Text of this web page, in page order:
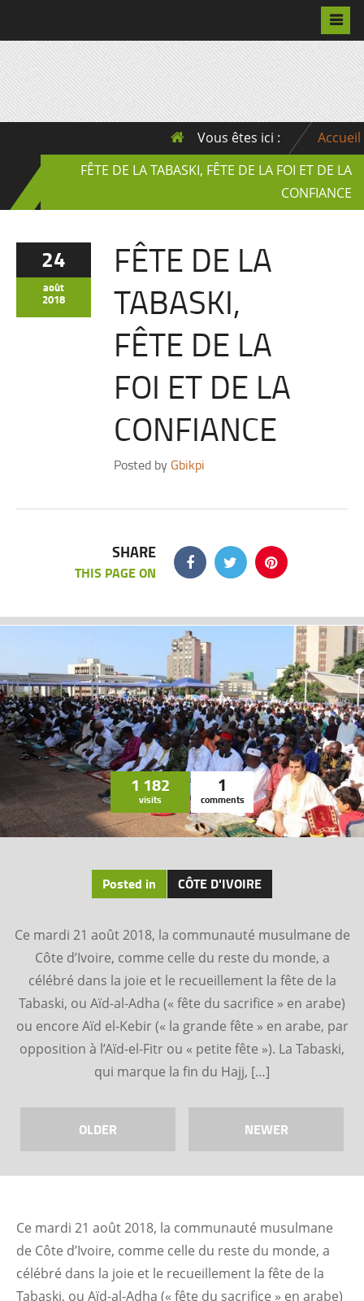
Vous êtes ici :
Accueil
FÊTE DE LA TABASKI, FÊTE DE LA FOI ET DE LA
CONFIANCE
24
août
2018
FÊTE DE LA
TABASKI,
FÊTE DE LA
FOI ET DE LA
CONFIANCE
Posted by Gbikpi
SHARE
THIS PAGE ON
1 182
visits
1
comments
Posted in CÔTE D'IVOIRE
Ce mardi 21 août 2018, la communauté musulmane de
Côte d’Ivoire, comme celle du reste du monde, a
célébré dans la joie et le recueillement la fête de la
Tabaski, ou Aïd-al-Adha (« fête du sacrifice » en arabe)
ou encore Aïd el-Kebir (« la grande fête » en arabe, par
opposition à l’Aïd-el-Fitr ou « petite fête »). La Tabaski,
qui marque la fin du Hajj, […]
OLDER NEWER
Ce mardi 21 août 2018, la communauté musulmane
de Côte d’Ivoire, comme celle du reste du monde, a
célébré dans la joie et le recueillement la fête de la
Tabaski, ou Aïd-al-Adha (« fête du sacrifice » en arabe)